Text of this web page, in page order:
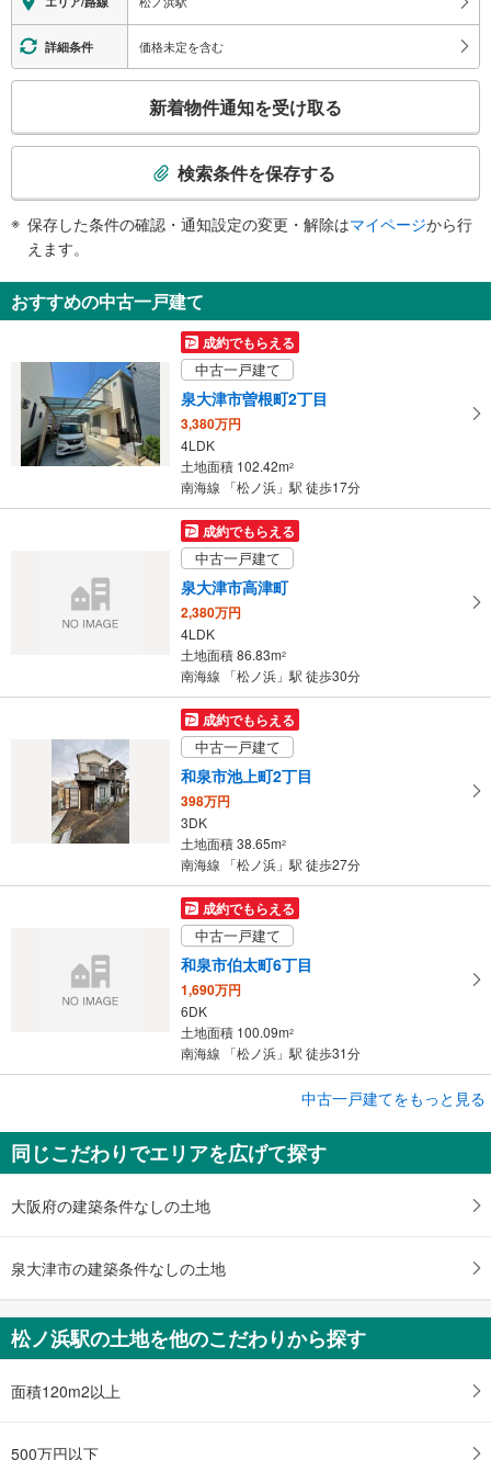
・各ホーム⇔改札
エスカレータ
・２番線ホーム⇔改札
・改札内
・点字運賃表
詳細条件 価格未定を含む
検
知
を
け
る
条
存
新着物件通知を受け取る
検索条件を保存する
保存した条件の確認・通知設定の変更・解除はマイページから行
えます。
おすすめの中古一戸建て
成約でもらえる
中古一戸建て
泉大津市曽根町2丁目
3,380万円
4LDK
土地面積 102.42m2
南海線 「松ノ浜」駅 徒歩17分
成約でもらえる
中古一戸建て
泉大津市高津町
2,380万円
4LDK
土地面積 86.83m2
南海線 「松ノ浜」駅 徒歩30分
成約でもらえる
中古一戸建て
和泉市池上町2丁目
398万円
3DK
土地面積 38.65m2
南海線 「松ノ浜」駅 徒歩27分
成約でもらえる
中古一戸建て
和泉市伯太町6丁目
1,690万円
6DK
土地面積 100.09m2
南海線 「松ノ浜」駅 徒歩31分
泉大津市末広町1丁目
750万円
4DK
土地面積 65.48m
中古一戸建てをもっと見る
同じこだわりでエリアを広げて探す
大阪府の建築条件なしの土地
泉大津市の建築条件なしの土地
松ノ浜駅の土地を他のこだわりから探す
面積120m2以上
500万円以下